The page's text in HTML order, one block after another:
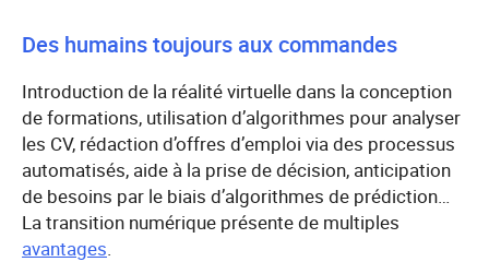
Des humains toujours aux commandes
Introduction de la réalité virtuelle dans la conception
de formations, utilisation d’algorithmes pour analyser
les CV, rédaction d’offres d’emploi via des processus
automatisés, aide à la prise de décision, anticipation
de besoins par le biais d’algorithmes de prédiction…
La transition numérique présente de multiples
avantages.